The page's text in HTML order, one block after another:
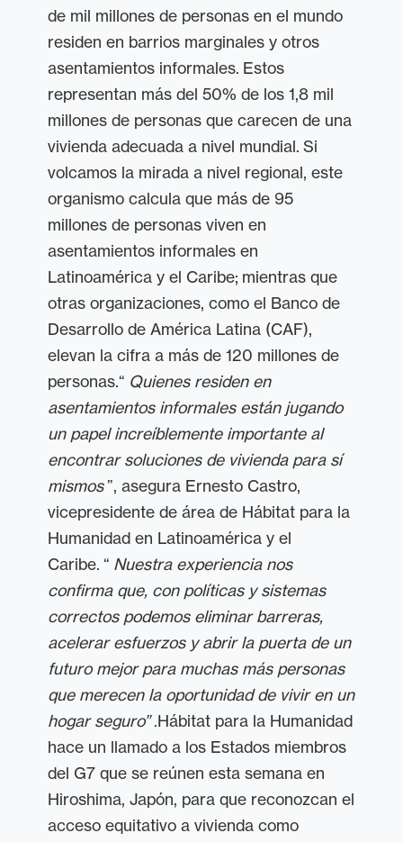
de mil millones de personas en el mundo
residen en barrios marginales y otros
asentamientos informales. Estos
representan más del 50% de los 1,8 mil
millones de personas que carecen de una
vivienda adecuada a nivel mundial. Si
volcamos la mirada a nivel regional, este
organismo calcula que más de 95
millones de personas viven en
asentamientos informales en
Latinoamérica y el Caribe; mientras que
otras organizaciones, como el Banco de
Desarrollo de América Latina (CAF),
elevan la cifra a más de 120 millones de
personas.“ Quienes residen en
asentamientos informales están jugando
un papel increíblemente importante al
encontrar soluciones de vivienda para sí
mismos”, asegura Ernesto Castro,
vicepresidente de área de Hábitat para la
Humanidad en Latinoamérica y el
Caribe. “ Nuestra experiencia nos
confirma que, con políticas y sistemas
correctos podemos eliminar barreras,
acelerar esfuerzos y abrir la puerta de un
futuro mejor para muchas más personas
que merecen la oportunidad de vivir en un
hogar seguro”.Hábitat para la Humanidad
hace un llamado a los Estados miembros
del G7 que se reúnen esta semana en
Hiroshima, Japón, para que reconozcan el
acceso equitativo a vivienda como